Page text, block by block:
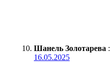
Шанель Золотарева :
16.05.2025